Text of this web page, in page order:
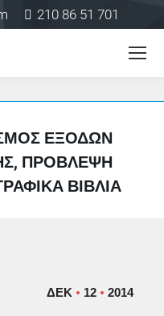
210 86 51 701
ΕΞΌΔΩΝ
ΠΡΌΒΛΕΨΗ
ΒΙΒΛΊΑ
ΔΕΚ 12 2014